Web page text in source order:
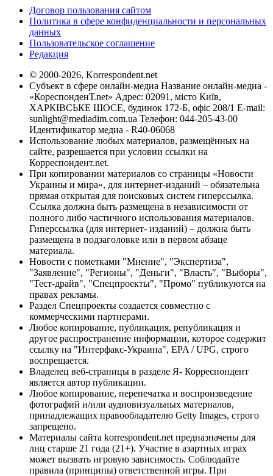
Договор пользования сайтом
Политика в сфере конфиденциальности и персональных
данных
Пользовательское соглашение
Редакция
© 2000-2026, Korrespondent.net
Субъект в сфере онлайн-медиа Название онлайн-медиа -
«КореспонденТ.net» Адрес: 02091, місто Київ,
ХАРКІВСЬКЕ ШОСЕ, будинок 172-Б, офіс 208/1 E-mail:
sunlight@mediadim.com.ua Телефон: 044-205-43-00
Идентификатор медиа - R40-06068
Использование любых материалов, размещённых на
сайте, разрешается при условии ссылки на
Корреспондент.net.
При копировании материалов со страницы «Новости
Украины и мира», для интернет-изданий – обязательна
прямая открытая для поисковых систем гиперссылка.
Ссылка должна быть размещена в независимости от
полного либо частичного использования материалов.
Гиперссылка (для интернет- изданий) – должна быть
размещена в подзаголовке или в первом абзаце
материала.
Новости с пометками "Мнение", "Экспертиза",
"Заявление", "Регионы", "Деньги", "Власть", "Выборы",
"Тест-драйв", "Спецпроекты", "Промо" публикуются на
правах рекламы.
Раздел Спецпроекты создается совместно с
коммерческими партнерами.
Любое копирование, публикация, републикация и
другое распространение информации, которое содержит
ссылку на "Интерфакс-Украина", EPA / UPG, строго
воспрещается.
Владелец веб-страницы в разделе Я- Корреспондент
является автор публикации.
Любое копирование, перепечатка и воспроизведение
фотографий и/или аудиовизуальных материалов,
принадлежащих правообладателю Getty Images, строго
запрещено.
Материалы сайта korrespondent.net предназначены для
лиц старше 21 года (21+). Участие в азартных играх
может вызвать игровую зависимость. Соблюдайте
правила (принципы) ответственной игры. При